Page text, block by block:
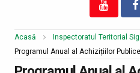
Acasă
Inspectoratul Teritorial
Programul Anual al Achizițiilor